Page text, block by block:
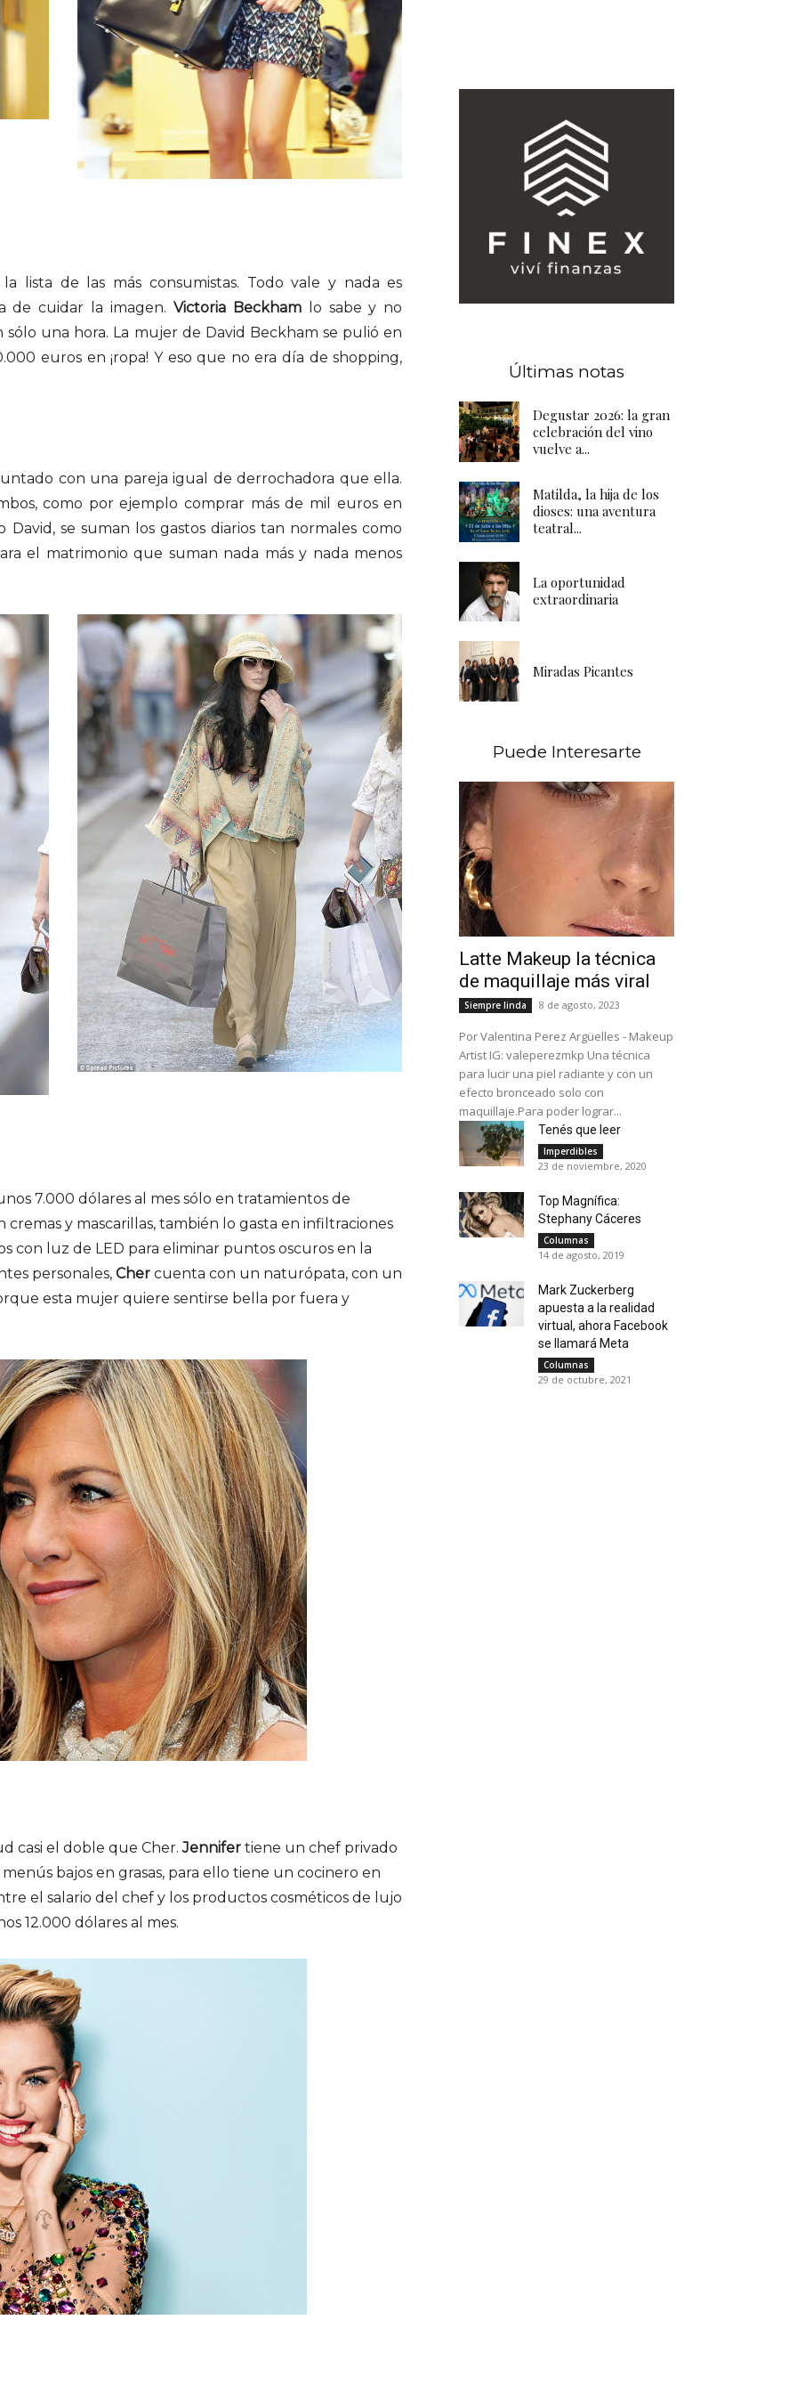
la lista de las más consumistas. Todo vale y nada es
de cuidar la imagen. Victoria Beckhamlo sabe y no
una hora. La mujer de David Beckham se pulió en
euros en ¡ropa! Y eso que no era día de shopping,
con una pareja igual de derrochadora que ella.
como por ejemplo comprar más de mil euros en
se suman los gastos diarios tan normales como
el matrimonio que suman nada más y nada menos
7.000 dólares al mes sólo en tratamientos de
y mascarillas, también lo gasta en infiltraciones
con luz de LED para eliminar puntos oscuros en la
personales, Cher cuenta con un naturópata, con un
esta mujer quiere sentirse bella por fuera y
casi el doble que Cher.Jennifer tiene un chef privado
bajos en grasas, para ello tiene un cocinero en
el salario del chef y los productos cosméticos de lujo
12.000 dólares al mes.
Últimas notas
Degustar 2026: la gran
celebración del vino
vuelve a...
Matilda, la hija de los
dioses: una aventura
teatral...
La oportunidad
extraordinaria
Miradas Picantes
Puede Interesarte
Latte Makeup la técnica
de maquillaje más viral
Siempre linda 8 de agosto, 2023
Por Valentina Perez Argüelles - Makeup
Artist IG: valeperezmkp Una técnica
para lucir una piel radiante y con un
efecto bronceado solo con
maquillaje.Para poder lograr...
Tenés que leer
Imperdibles
23 de noviembre, 2020
Top Magnífica:
Stephany Cáceres
Columnas
14 de agosto, 2019
Mark Zuckerberg
apuesta a la realidad
virtual, ahora Facebook
se llamará Meta
Columnas
29 de octubre, 2021